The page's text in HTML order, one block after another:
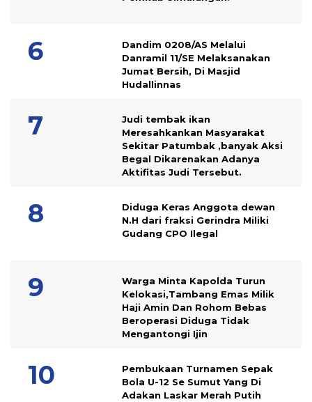
Dandim 0208/AS Melalui
Danramil 11/SE Melaksanakan
Jumat Bersih, Di Masjid
Hudallinnas
Judi tembak ikan
Meresahkankan Masyarakat
Sekitar Patumbak ,banyak Aksi
Begal Dikarenakan Adanya
Aktifitas Judi Tersebut.
Diduga Keras Anggota dewan
N.H dari fraksi Gerindra Miliki
Gudang CPO Ilegal
Warga Minta Kapolda Turun
Kelokasi,Tambang Emas Milik
Haji Amin Dan Rohom Bebas
Beroperasi Diduga Tidak
Mengantongi Ijin
Pembukaan Turnamen Sepak
Bola U-12 Se Sumut Yang Di
Adakan Laskar Merah Putih